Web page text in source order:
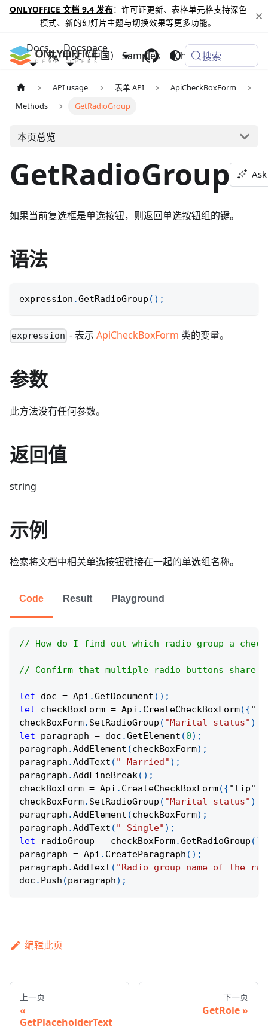
ONLYOFFICE 文档 9.4 发布：许可证更新、表格单元格支持深色
模式、新的幻灯片主题与切换效果等更多功能。
Docs Docspace
Samples Changelog
中文（中国） 搜索
API usage 表单 API
ApiCheckBoxForm
Methods
GetRadioGroup
本页总览
GetRadioGroup
如果当前复选框是单选按钮，则返回单选按钮组的键。
语法
expression .GetRadioGroup ( ) ;
expression - 表示ApiCheckBoxForm 类的变量。
参数
此方法没有任何参数。
返回值
string
示例
检索将文档中相关单选按钮链接在一起的单选组名称。
Code Result Playground
// How do I find out which radio group a
// Confirm that multiple radio buttons share
let doc = Api .GetDocument ( ) ;
let checkBoxForm = Api . CreateCheckBoxForm({
checkBoxForm. SetRadioGroup ( "Marital status" ) ;
let paragraph = doc .GetElement (0) ;
paragraph .AddElement (checkBoxForm) ;
paragraph .AddText ( " Married" ) ;
paragraph .AddLineBreak( ) ;
checkBoxForm = Api . CreateCheckBoxForm({"tip" :
checkBoxForm. SetRadioGroup ( "Marital status" ) ;
paragraph .AddElement (checkBoxForm) ;
paragraph .AddText ( " Single" ) ;
let radioGroup = checkBoxForm.GetRadioGroup ( )
paragraph = Api . CreateParagraph ( ) ;
paragraph .AddText ( "Radio group name of the
doc . Push (paragraph) ;
编辑此页
上一页
GetPlaceholderText
下一页
GetRole